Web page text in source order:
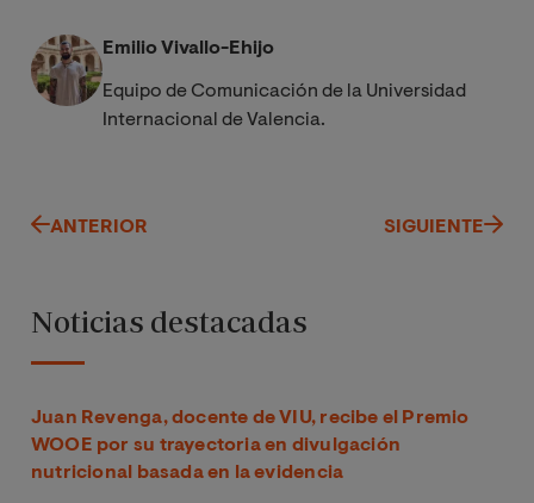
Emilio Vivallo-Ehijo
Equipo de Comunicación de la Universidad
Internacional de Valencia.
ANTERIOR SIGUIENTE
Noticias destacadas
Juan Revenga, docente de VIU, recibe el Premio
WOOE por su trayectoria en divulgación
nutricional basada en la evidencia